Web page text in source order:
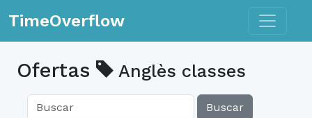
TimeOverflow Toggle
Ofertas Anglès classes
Buscar